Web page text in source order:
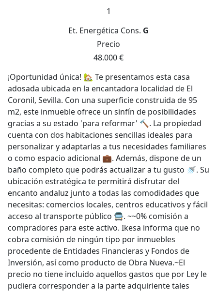
1
Et. Energética Cons. G
Precio
48.000 €
¡Oportunidad única! 🏡 Te presentamos esta casa
adosada ubicada en la encantadora localidad de El
Coronil, Sevilla. Con una superficie construida de 95
m2, este inmueble ofrece un sinfín de posibilidades
gracias a su estado 'para reformar' 🔨. La propiedad
cuenta con dos habitaciones sencillas ideales para
personalizar y adaptarlas a tus necesidades familiares
o como espacio adicional 💼. Además, dispone de un
baño completo que podrás actualizar a tu gusto 🚿. Su
ubicación estratégica te permitirá disfrutar del
encanto andaluz junto a todas las comodidades que
necesitas: comercios locales, centros educativos y fácil
acceso al transporte público 🚍. ~~0% comisión a
compradores para este activo. Ikesa informa que no
cobra comisión de ningún tipo por inmuebles
procedente de Entidades Financieras y Fondos de
Inversión, así como producto de Obra Nueva.~El
precio no tiene incluido aquellos gastos que por Ley le
pudiera corresponder a la parte adquiriente tales